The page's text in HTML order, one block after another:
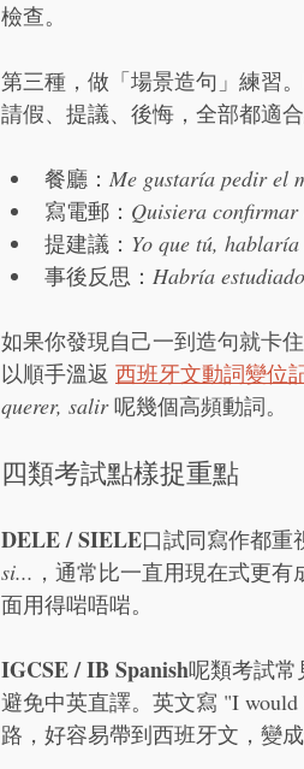
檢查。
第三種，做「場景造句」練習
請假、提議、後悔，全部都適合
餐廳： Me gustaría pedir el
寫電郵： Quisiera
提建議： Yo que tú,
事後反思： Habría
如果你發現自己一到造句就卡
以順手溫返 西班牙文動詞變位
querer, salir 呢幾個高頻動詞。
四類考試點樣捉重點
DELE / SIELE口試同寫作都重
si... ，通常比一直用現在式更
面用得啱唔啱。
IGCSE / IB Spanish呢類考試常
避免中英直譯。英文寫 "I
路，好容易帶到西班牙文，變成